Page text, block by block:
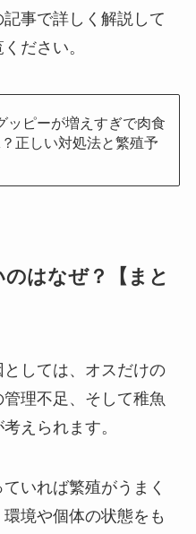
事で詳しく解説して
ださい。
ッピーが増えすぎで肉食
正しい対処法と繁殖予
はなぜ？【まと
しては、オスだけの
理不足、そして稚魚
えられます。
いれば繁殖がうまく
境や個体の状態をも